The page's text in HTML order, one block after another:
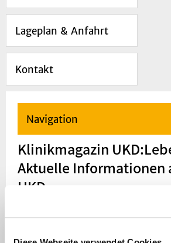
Lageplan & Anfahrt
Kontakt
Navigation
Klinikmagazin
Aktuelle Informationen
UKD
Worum geht es in einem
Mit unserem Klinikmagazin